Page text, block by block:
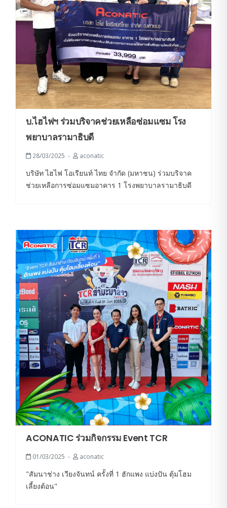
บ.ไฮไฟ​​ฯ ร่วมบริจาคช่วยเหลือซ่อมแซม โรง
พยาบาลรามาธิบดี
28/03/2025 aconatic
บริษัท ไฮไฟ โอเรียนท์ ไทย จำกัด (มหาชน) ร่วมบริจาค
ช่วยเหลือการซ่อมแซมอาคาร 1 โรงพยาบาลรามาธิบดี
ACONATIC ร่วมกิจกรรม Event TCR
01/03/2025 aconatic
"สัมนาช่าง เวียงจันทน์ ครั้งที่ 1 ฮักแพง แบ่งปัน ตุ้มโฮม
เลี้ยงต้อน"